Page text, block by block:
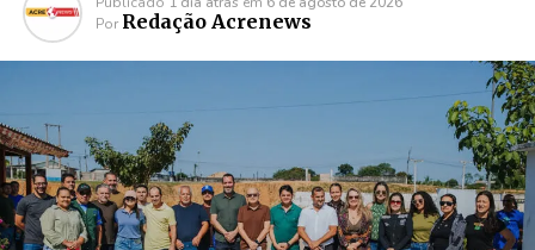
Por Redação Acrenews